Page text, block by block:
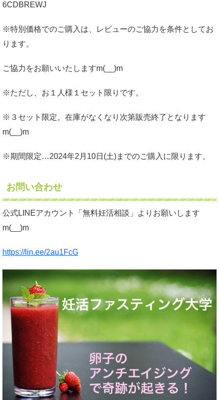
6CDBREWJ
※特別価格でのご購入は、レビューのご協力を条件としてお
ります。
ご協力をお願いいたしますm(__)m
※ただし、お１人様１セット限りです。
※３セット限定。在庫がなくなり次第販売終了となります
m(__)m
※期間限定…2024年2月10日(土)までのご購入に限ります。
お問い合わせ
公式LINEアカウント「無料妊活相談」よりお願いします
m(__)m
https://lin.ee/2au1FcG